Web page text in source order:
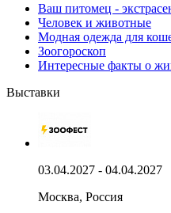
Ваш питомец -
Человек и животные
Модная одежда для
Зоогороскоп
Интересные факты о
Выставки
03.04.2027 - 04.04.2027
Москва, Россия